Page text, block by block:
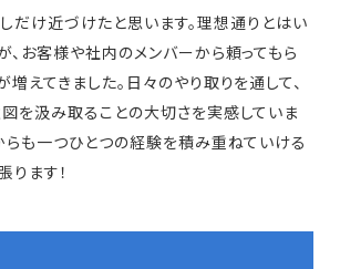
だけ近づけたと思います。理想通りとはい
、お客様や社内のメンバーから頼ってもら
増えてきました。日々のやり取りを通して、
を汲み取ることの大切さを実感していま
らも一つひとつの経験を積み重ねていける
ります！